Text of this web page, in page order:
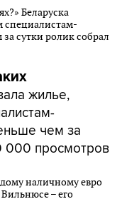
жилье,
чем за
000 просмотров